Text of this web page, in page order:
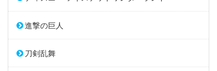
進撃の巨人
刀剣乱舞